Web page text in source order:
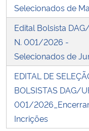
PlanaltoSelecionados de
Edital Bolsista
N. 001/2026 -
Selecionados de
EDITAL DE
BOLSISTAS DAG/
001/
Incrições